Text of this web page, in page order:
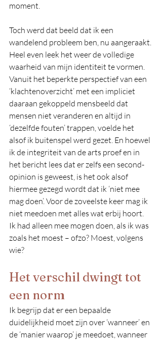
moment.
Toch werd dat beeld dat ik een
wandelend probleem ben, nu aangeraakt.
Heel even leek het weer de volledige
waarheid van mijn identiteit te vormen.
Vanuit het beperkte perspectief van een
‘klachtenoverzicht’ met een impliciet
daaraan gekoppeld mensbeeld dat
mensen niet veranderen en altijd in
‘dezelfde fouten’ trappen, voelde het
alsof ik buitenspel werd gezet. En hoewel
ik de integriteit van de arts proef en in
het bericht lees dat er zelfs een second-
opinion is geweest, is het ook alsof
hiermee gezegd wordt dat ik ‘niet mee
mag doen’. Voor de zoveelste keer mag ik
niet meedoen met alles wat erbij hoort.
Ik had alleen mee mogen doen, als ik was
zoals het moest – ofzo? Moest, volgens
wie?
Het verschil dwingt tot
een norm
Ik begrijp dat er een bepaalde
duidelijkheid moet zijn over ‘wanneer’ en
de ‘manier waarop’ je meedoet, wanneer